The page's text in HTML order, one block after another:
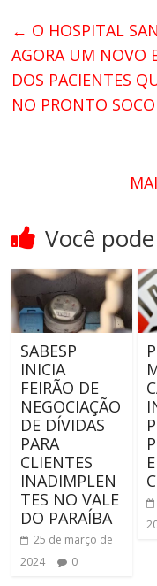
← O HOSPITAL
AGORA UM NOVO
DOS PACIENTES
NO PRONTO
Você
SABESP
INICIA
FEIRÃO DE
NEGOCIAÇÃO
DE DÍVIDAS
PARA
CLIENTES
INADIMPLEN
TES NO VALE
DO PARAÍBA
25 de março de
2024
0